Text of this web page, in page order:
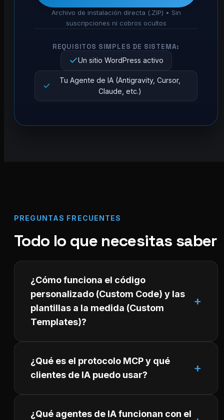
Archivo de instalación directa (.ZIP) • Sin
suscripciones ni cobros ocultos
REQUISITOS SIMPLES DE SISTEMA:
Un sitio WordPress activo
Tu Agente de IA (Antigravity, Cursor,
Claude, etc.)
PREGUNTAS FRECUENTES
Todo lo que necesitas saber
¿Cómo funciona el código
personalizado (Custom Code) y las
plantillas a la medida (Custom
Templates)?
¿Qué es el protocolo MCP y qué
clientes de IA puedo usar?
¿Qué agentes de IA funcionan con el